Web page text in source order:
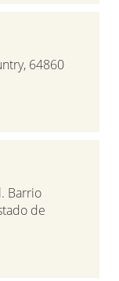
64860
Barrio
de